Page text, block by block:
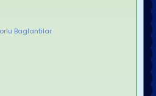
Baglantilar